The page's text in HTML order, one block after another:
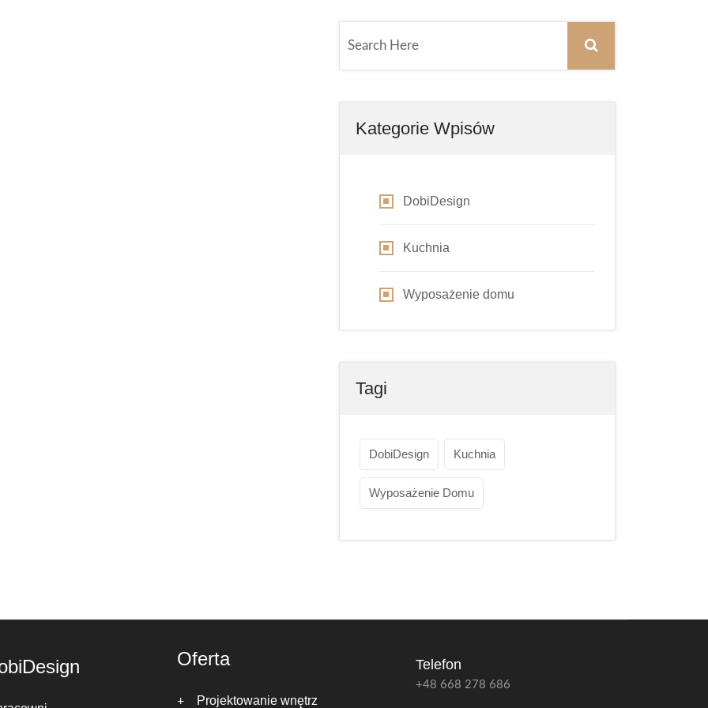
Kategorie Wpisów
DobiDesign
Kuchnia
Wyposażenie domu
Tagi
DobiDesign Kuchnia
Wyposażenie Domu
Oferta
Projektowanie wnętrz
Telefon
+48 668 278 686